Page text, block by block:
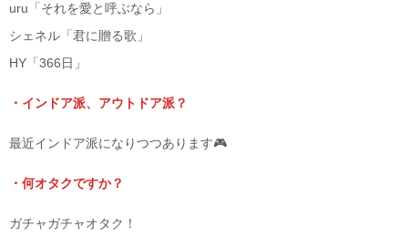
uru「それを愛と呼ぶなら」
シェネル「君に贈る歌」
HY「366日」
・インドア派、アウトドア派？
最近インドア派になりつつあります🎮
・何オタクですか？
ガチャガチャオタク！